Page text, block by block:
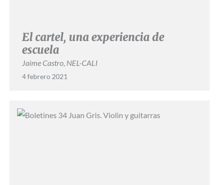
El cartel, una experiencia de
escuela
Jaime Castro, NEL-CALI
4 febrero 2021